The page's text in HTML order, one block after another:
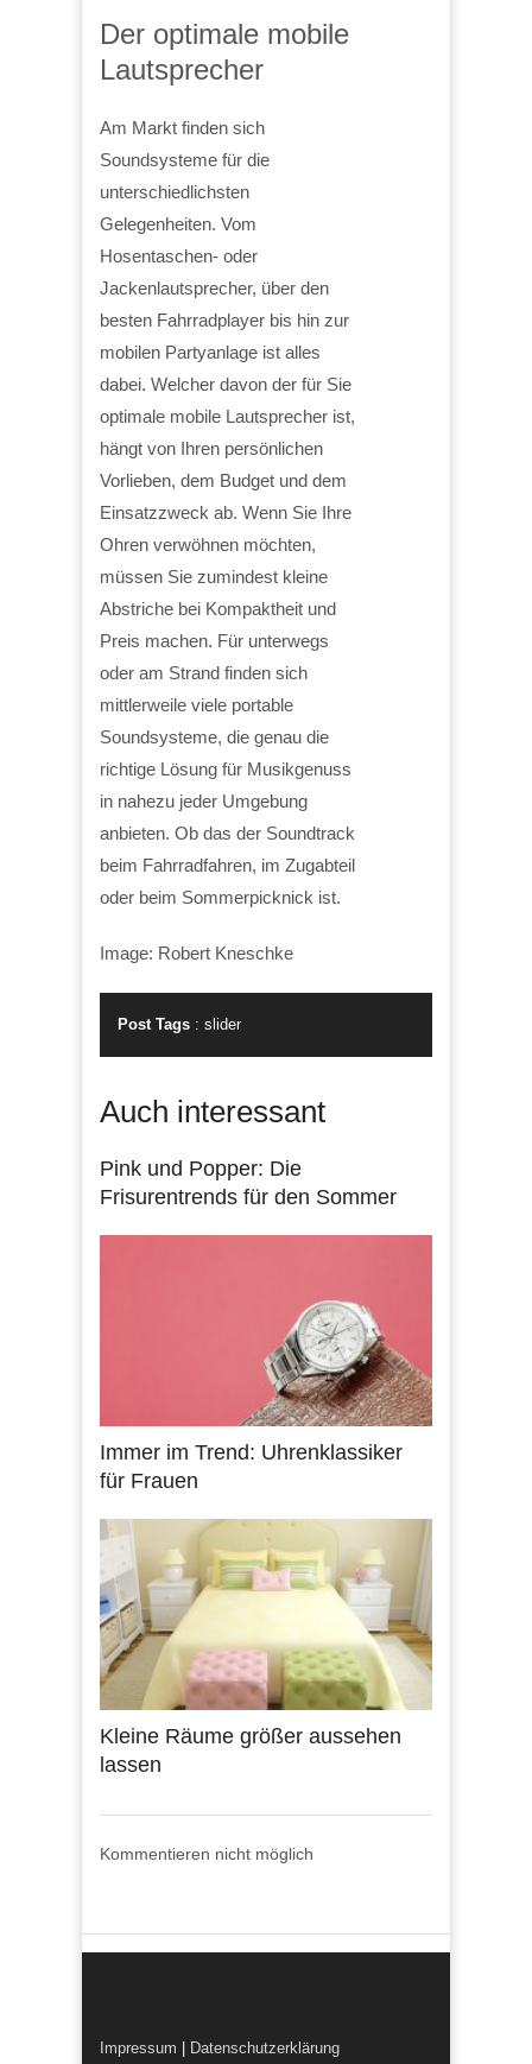
Der optimale mobile
Lautsprecher
Am Markt finden sich
Soundsysteme für die
unterschiedlichsten
Gelegenheiten. Vom
Hosentaschen- oder
Jackenlautsprecher, über den
besten Fahrradplayer bis hin zur
mobilen Partyanlage ist alles
dabei. Welcher davon der für Sie
optimale mobile Lautsprecher ist,
hängt von Ihren persönlichen
Vorlieben, dem Budget und dem
Einsatzzweck ab. Wenn Sie Ihre
Ohren verwöhnen möchten,
müssen Sie zumindest kleine
Abstriche bei Kompaktheit und
Preis machen. Für unterwegs
oder am Strand finden sich
mittlerweile viele portable
Soundsysteme, die genau die
richtige Lösung für Musikgenuss
in nahezu jeder Umgebung
anbieten. Ob das der Soundtrack
beim Fahrradfahren, im Zugabteil
oder beim Sommerpicknick ist.
Image: Robert Kneschke
Post Tags : slider
Auch interessant
Pink und Popper: Die
Frisurentrends für den Sommer
Immer im Trend: Uhrenklassiker
für Frauen
Kleine Räume größer aussehen
lassen
Kommentieren nicht möglich
Impressum
Datenschutzerklärung